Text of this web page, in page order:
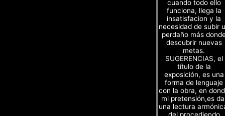
cuando todo ello
funciona, llega la
insatisfacion y la
necesidad de subir
perdaño más
descubrir nuevas
metas.
SUGERENCIAS, el
título de la
exposición, es una
forma de lenguaje
con la obra, en
mi pretensión,es
una lectura
del procediendo